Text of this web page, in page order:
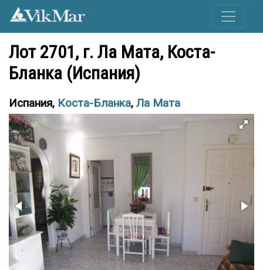
Лот 2701, г. Ла Мата, Коста-
Бланка (Испания)
Испания, Коста-Бланка, Ла Мата